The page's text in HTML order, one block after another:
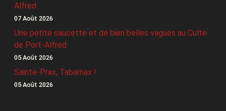
Alfred
07 Août 2026
Une petite saucette et de bien belles vagues au Culte
de Port-Alfred
05 Août 2026
Sainte-Prax, Tabarnax !
05 Août 2026